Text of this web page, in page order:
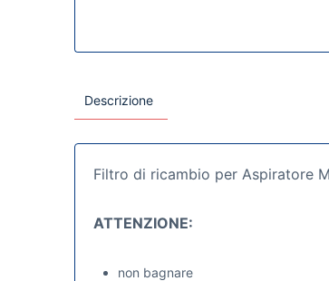
Descrizione
Filtro di ricambio per Aspiratore
ATTENZIONE:
non bagnare